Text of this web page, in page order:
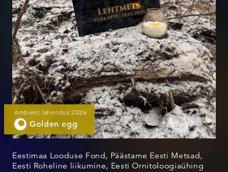
Ambient lahendus 2026
Golden egg
Eestimaa Looduse Fond, Päästame Eesti Metsad,
Eesti Roheline liikumine, Eesti Ornitoloogiaühing